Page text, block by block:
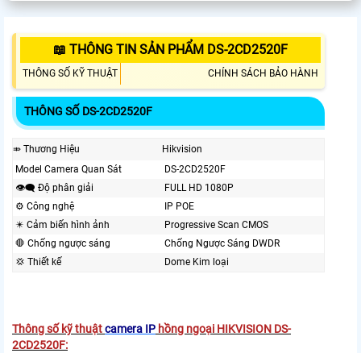
📖 THÔNG TIN SẢN PHẨM DS-2CD2520F
THÔNG SỐ KỸ THUẬT CHÍNH SÁCH BẢO HÀNH
THÔNG SỐ DS-2CD2520F
⤃ Thương Hiệu
Hikvision
Model Camera Quan Sát
DS-2CD2520F
👁️‍🗨 Độ phân giải
FULL HD 1080P
⚙ Công nghệ
IP POE
✴️ Cảm biến hình ảnh
Progressive Scan CMOS
🛑 Chống ngược sáng
Chống Ngược Sáng DWDR
💢 Thiết kế
Dome Kim loại
Thông số kỹ thuậtcamera IP hồng ngoại HIKVISION DS-
2CD2520F: